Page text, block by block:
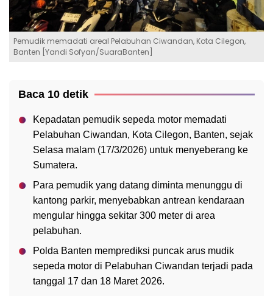
Pemudik memadati areal Pelabuhan Ciwandan, Kota Cilegon,
Banten [Yandi Sofyan/SuaraBanten]
Baca 10 detik
Kepadatan pemudik sepeda motor memadati
Pelabuhan Ciwandan, Kota Cilegon, Banten, sejak
Selasa malam (17/3/2026) untuk menyeberang ke
Sumatera.
Para pemudik yang datang diminta menunggu di
kantong parkir, menyebabkan antrean kendaraan
mengular hingga sekitar 300 meter di area
pelabuhan.
Polda Banten memprediksi puncak arus mudik
sepeda motor di Pelabuhan Ciwandan terjadi pada
tanggal 17 dan 18 Maret 2026.